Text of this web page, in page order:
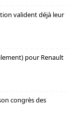
valident déjà leur
pour Renault
congrès des